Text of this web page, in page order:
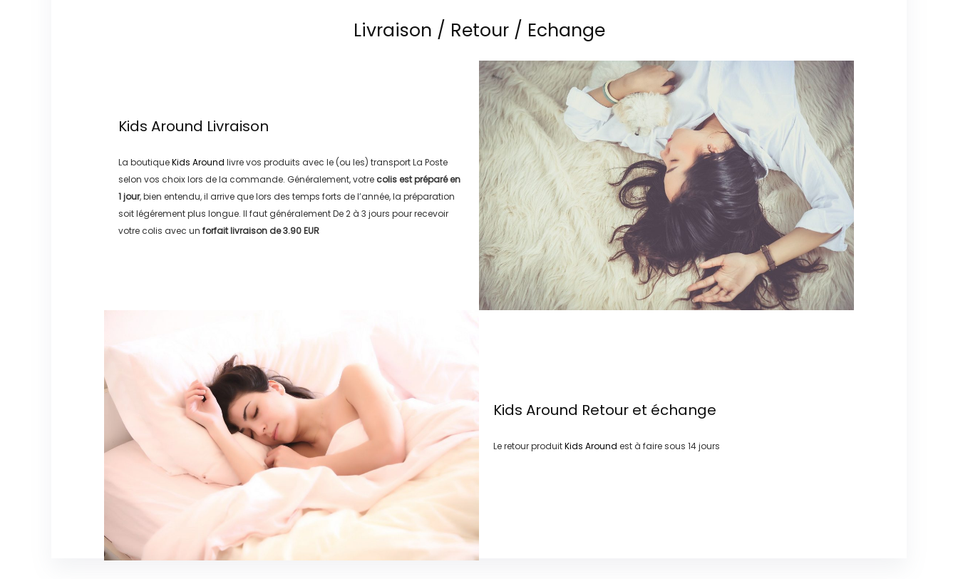
Livraison / Retour / Echange
Kids Around Livraison
La boutiqueKids Around livre vos produits avec le (ou les) transportLa Poste
selon vos choix lors de la commande. Généralement, votre colis est préparé en
1 jour, bien entendu, il arrive que lors des temps forts de l’année, la préparation
soit légérement plus longue. Il faut généralementDe 2 à 3 jours pour recevoir
votre colis avec un forfait livraison de3.90 EUR
Kids Around Retour et échange
Le retour produitKids Around est à faire sous 14 jours